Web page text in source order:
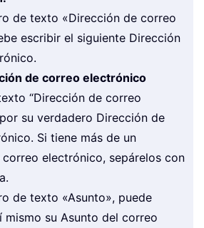
de texto «Dirección de correo
escribir el siguiente Dirección
de correo electrónico
“Dirección de correo
su verdadero Dirección de
Si tiene más de un
electrónico, sepárelos con
de texto «Asunto», puede
mismo su Asunto del correo